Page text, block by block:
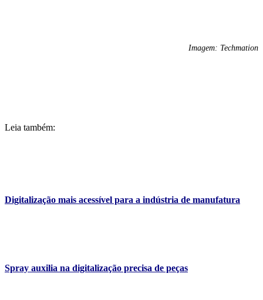
Imagem: Techmation
Leia também:
Digitalização mais acessível para a indústria de manufatura
Spray auxilia na digitalização precisa de peças